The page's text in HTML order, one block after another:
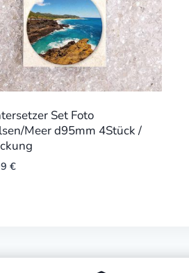
Set Foto
Meer d95mm 4Stück /
€